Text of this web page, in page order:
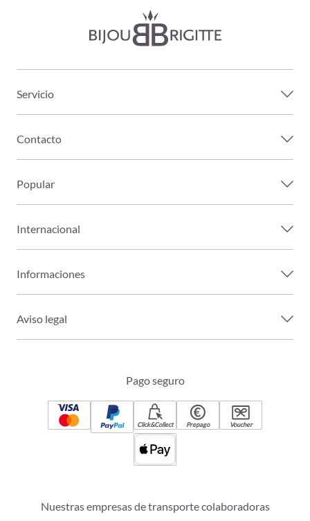
Servicio
Contacto
Popular
Internacional
Informaciones
Aviso legal
Pago seguro
Click&Collect Prepago Voucher
Nuestras empresas de transporte colaboradoras